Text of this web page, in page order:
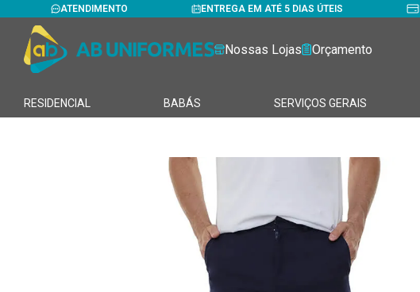
ATENDIMENTO ENTREGA EM ATÉ 5 DIAS ÚTEIS
Nossas Lojas Orçamento
RESIDENCIAL BABÁS SERVIÇOS GERAIS